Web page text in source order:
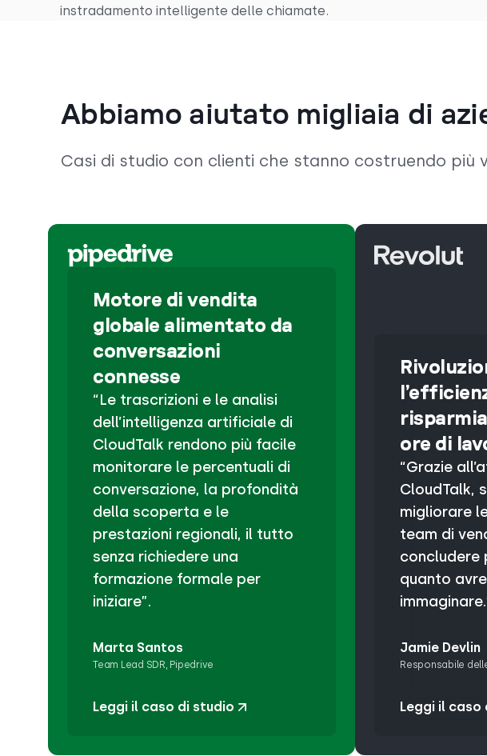
instradamento intelligente delle chiamate.
Abbiamo aiutato migliaia di
Casi di studio con clienti che stanno costruendo più
Motore di vendita
globale alimentato da
conversazioni
connesse
“Le trascrizioni e le analisi
dell’intelligenza artificiale di
CloudTalk rendono più facile
monitorare le percentuali di
conversazione, la profondità
della scoperta e le
prestazioni regionali, il tutto
senza richiedere una
formazione formale per
iniziare”.
Marta Santos
Team Lead SDR, Pipedrive
Leggi il caso di studio
ore di
“Grazie
CloudTalk,
migliorare
team di
concludere
quanto
Jamie Devlin
Responsabile
Leggi il caso